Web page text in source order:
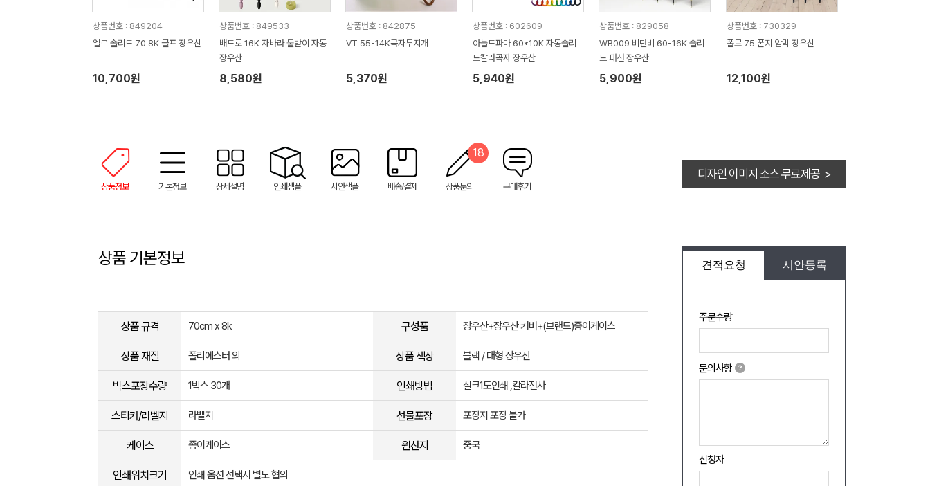
상품번호 : 849204
엘르 솔리드 70 8K 골프 장우산
10,700원
상품번호 : 849533
배드로 16K 자바라 물받이 자동
장우산
8,580원
상품번호 : 842875
VT 55-14K곡자무지개
5,370원
상품번호 : 602609
아놀드파마 60*10K 자동솔리
드칼라곡자 장우산
5,940원
상품번호 : 829058
WB009 비단비 60-16K 솔리
드 패션 장우산
5,900원
상품번호 : 730329
폴로 75 폰지 암막 장우산
12,100원
상품정보 기본정보 상세설명 인쇄샘플 시안샘플 배송/결제 상품문의
18
구매후기
디자인 이미지 소스 무료제공 >
견적요청 시안등록
주문수량
문의사항
신청자
상품 기본정보
상품 규격 70cm x 8k 구성품 장우산+장우산 커버+(브랜드)종이케이스
상품 재질 폴리에스터 외 상품 색상 블랙 / 대형 장우산
박스포장수량 1박스 30개 인쇄방법 실크1도인쇄 ,칼라전사
스티커/라벨지 라벨지 선물포장 포장지 포장 불가
케이스 종이케이스 원산지 중국
인쇄위치크기 인쇄 옵션 선택시 별도 협의